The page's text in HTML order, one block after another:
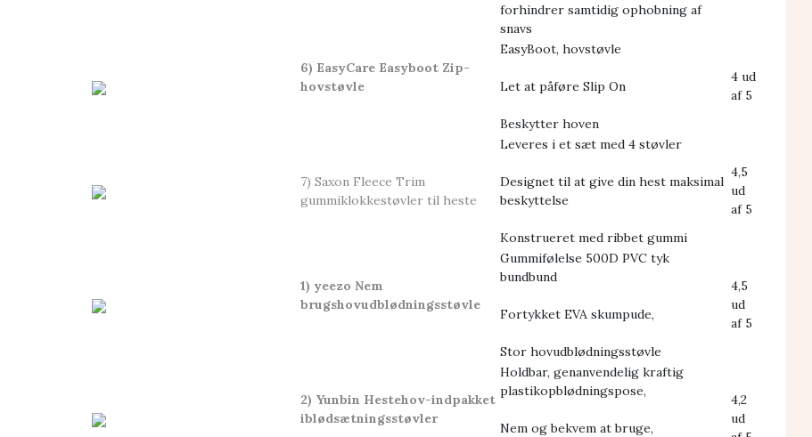
forhindrer samtidig ophobning af
snavs
6) EasyCare Easyboot Zip-
hovstøvle
EasyBoot, hovstøvle
Let at påføre Slip On
Beskytter hoven
4 ud
af 5
7) Saxon Fleece Trim
gummiklokkestøvler til heste
Leveres i et sæt med 4 støvler
Designet til at give din hest maksimal
beskyttelse
Konstrueret med ribbet gummi
4,5
ud
af 5
1) yeezo Nem
brugshovudblødningsstøvle
Gummifølelse 500D PVC tyk
bundbund
Fortykket EVA skumpude,
Stor hovudblødningsstøvle
4,5
ud
af 5
2) Yunbin Hestehov-indpakket
iblødsætningsstøvler
Holdbar, genanvendelig kraftig
plastikopblødningspose,
Nem og bekvem at bruge,
4,2
ud